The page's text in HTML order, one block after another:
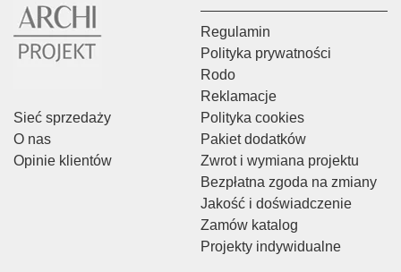
Sieć sprzedaży
O nas
Opinie klientów
Regulamin
Polityka prywatności
Rodo
Reklamacje
Polityka cookies
Pakiet dodatków
Zwrot i wymiana projektu
Bezpłatna zgoda na zmiany
Jakość i doświadczenie
Zamów katalog
Projekty indywidualne